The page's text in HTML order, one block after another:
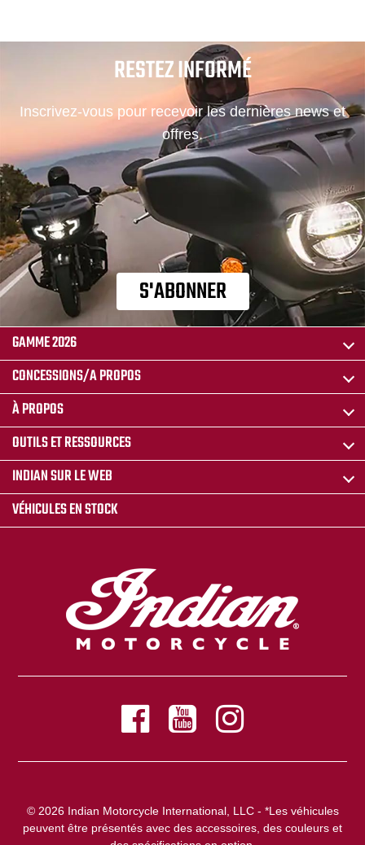
RESTEZ INFORMÉ
Inscrivez-vous pour recevoir les dernières news et
offres.
S'ABONNER
GAMME 2026
CONCESSIONS/A PROPOS
À PROPOS
OUTILS ET RESSOURCES
INDIAN SUR LE WEB
VÉHICULES EN STOCK
© 2026 Indian Motorcycle International, LLC - *Les véhicules
peuvent être présentés avec des accessoires, des couleurs et